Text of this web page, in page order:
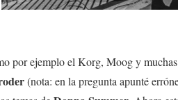
por ejemplo el Korg, Moog y
(nota: en la pregunta apunté